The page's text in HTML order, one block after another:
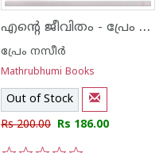
എന്റെ ജീവിതം - പ്രേം നസീർ
പ്രേം നസീര്‍
Mathrubhumi Books
Out of Stock
Rs 200.00 Rs 186.00